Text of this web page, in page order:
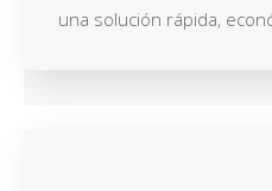
una solución rápida,